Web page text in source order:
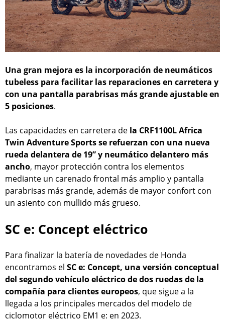
Una gran mejora es la incorporación de neumáticos
tubeless para facilitar las reparaciones en carretera y
con una pantalla parabrisas más grande ajustable en
5 posiciones.
Las capacidades en carretera de la CRF1100L Africa
Twin Adventure Sports se refuerzan con una nueva
rueda delantera de 19” y neumático delantero más
ancho, mayor protección contra los elementos
mediante un carenado frontal más amplio y pantalla
parabrisas más grande, además de mayor confort con
un asiento con mullido más grueso.
SC e: Concept eléctrico
Para finalizar la batería de novedades de Honda
encontramos el SC e: Concept, una versión conceptual
del segundo vehículo eléctrico de dos ruedas de la
compañía para clientes europeos, que sigue a la
llegada a los principales mercados del modelo de
ciclomotor eléctrico EM1 e: en 2023.